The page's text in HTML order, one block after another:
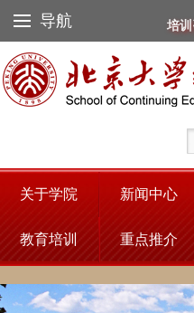
导航 培
关于学院 新闻中心
教育培训 重点推介